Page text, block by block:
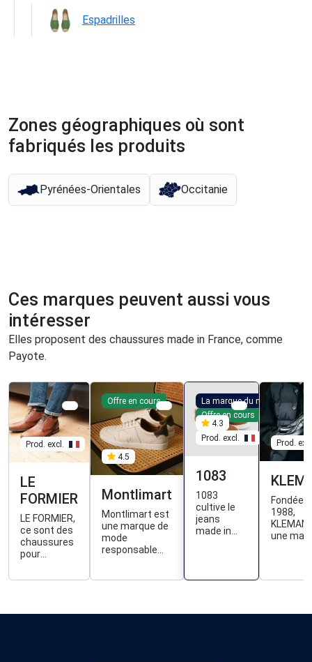
Espadrilles
Zones géographiques où sont
fabriqués les produits
Pyrénées-Orientales Occitanie
Ces marques peuvent aussi vous
intéresser
Elles proposent des chaussures made in France, comme
Payote.
Prod. excl.
LE
FORMIER
LE FORMIER,
ce sont des
chaussures
pour
veulent à la
de la
Offre en cours
4.5
Montlimart
Montlimart est
une marque de
mode
responsable
La marque du mois
Offre en cours
4.3
Prod. excl.
1083
1083
cultive le
jeans
made in
et propose
et baskets
Prod.
Fondée
1988,
une